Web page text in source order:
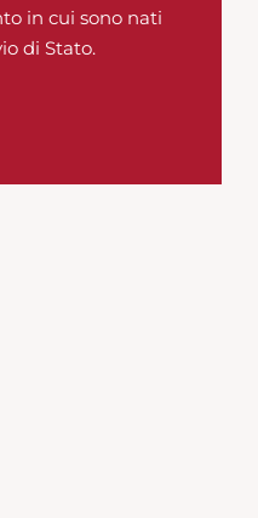
in cui sono nati
di Stato.